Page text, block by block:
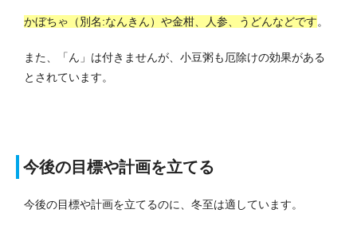
かぼちゃ（別名:なんきん）や金柑、人参、うどんなどです。
また、「ん」は付きませんが、小豆粥も厄除けの効果がある
とされています。
今後の目標や計画を立てる
今後の目標や計画を立てるのに、冬至は適しています。